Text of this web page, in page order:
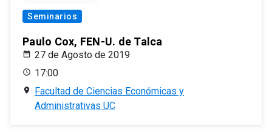
Seminarios
Paulo Cox, FEN-U. de Talca
27 de Agosto de 2019
17:00
Facultad de Ciencias Económicas y
Administrativas UC